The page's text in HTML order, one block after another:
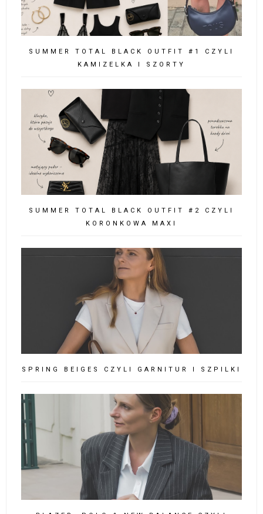
SUMMER TOTAL BLACK OUTFIT #1 CZYLI
KAMIZELKA I SZORTY
SUMMER TOTAL BLACK OUTFIT #2 CZYLI
KORONKOWA MAXI
SPRING BEIGES CZYLI GARNITUR I SZPILKI